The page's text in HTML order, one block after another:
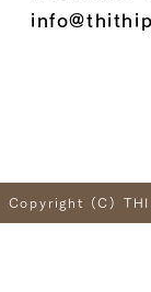
Copyright (C)